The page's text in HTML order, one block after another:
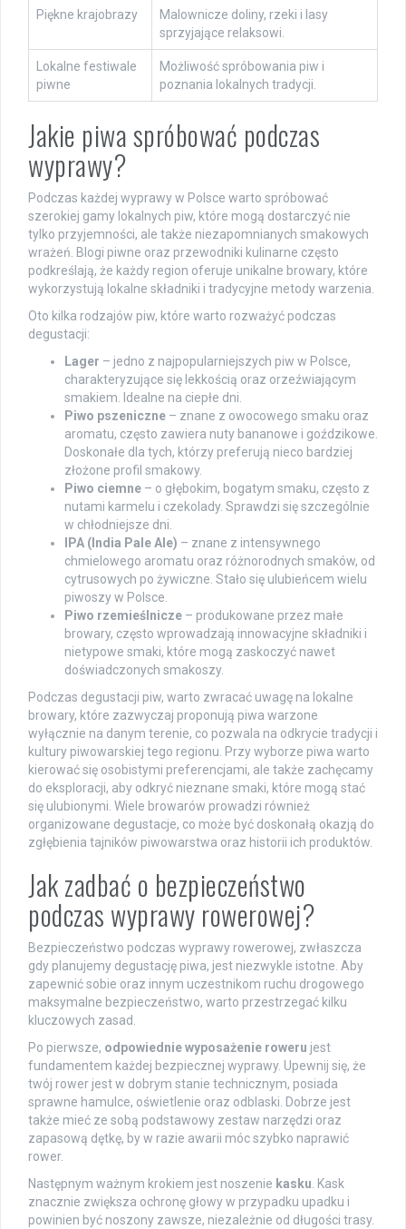
Piękne krajobrazy
Malownicze doliny, rzeki i lasy
sprzyjające relaksowi.
Lokalne festiwale
piwne
Możliwość spróbowania piw i
poznania lokalnych tradycji.
Jakie piwa spróbować podczas
wyprawy?
Podczas każdej wyprawy w Polsce warto spróbować
szerokiej gamy lokalnych piw, które mogą dostarczyć nie
tylko przyjemności, ale także niezapomnianych smakowych
wrażeń. Blogi piwne oraz przewodniki kulinarne często
podkreślają, że każdy region oferuje unikalne browary, które
wykorzystują lokalne składniki i tradycyjne metody warzenia.
Oto kilka rodzajów piw, które warto rozważyć podczas
degustacji:
Lager – jedno z najpopularniejszych piw w Polsce,
charakteryzujące się lekkością oraz orzeźwiającym
smakiem. Idealne na ciepłe dni.
Piwo pszeniczne – znane z owocowego smaku oraz
aromatu, często zawiera nuty bananowe i goździkowe.
Doskonałe dla tych, którzy preferują nieco bardziej
złożone profil smakowy.
Piwo ciemne – o głębokim, bogatym smaku, często z
nutami karmelu i czekolady. Sprawdzi się szczególnie
w chłodniejsze dni.
IPA (India Pale Ale) – znane z intensywnego
chmielowego aromatu oraz różnorodnych smaków, od
cytrusowych po żywiczne. Stało się ulubieńcem wielu
piwoszy w Polsce.
Piwo rzemieślnicze – produkowane przez małe
browary, często wprowadzają innowacyjne składniki i
nietypowe smaki, które mogą zaskoczyć nawet
doświadczonych smakoszy.
Podczas degustacji piw, warto zwracać uwagę na lokalne
browary, które zazwyczaj proponują piwa warzone
wyłącznie na danym terenie, co pozwala na odkrycie tradycji i
kultury piwowarskiej tego regionu. Przy wyborze piwa warto
kierować się osobistymi preferencjami, ale także zachęcamy
do eksploracji, aby odkryć nieznane smaki, które mogą stać
się ulubionymi. Wiele browarów prowadzi również
organizowane degustacje, co może być doskonałą okazją do
zgłębienia tajników piwowarstwa oraz historii ich produktów.
Jak zadbać o bezpieczeństwo
podczas wyprawy rowerowej?
Bezpieczeństwo podczas wyprawy rowerowej, zwłaszcza
gdy planujemy degustację piwa, jest niezwykle istotne. Aby
zapewnić sobie oraz innym uczestnikom ruchu drogowego
maksymalne bezpieczeństwo, warto przestrzegać kilku
kluczowych zasad.
Po pierwsze, odpowiednie wyposażenie roweru jest
fundamentem każdej bezpiecznej wyprawy. Upewnij się, że
twój rower jest w dobrym stanie technicznym, posiada
sprawne hamulce, oświetlenie oraz odblaski. Dobrze jest
także mieć ze sobą podstawowy zestaw narzędzi oraz
zapasową dętkę, by w razie awarii móc szybko naprawić
rower.
Następnym ważnym krokiem jest noszenie kasku. Kask
znacznie zwiększa ochronę głowy w przypadku upadku i
powinien być noszony zawsze, niezależnie od długości trasy.